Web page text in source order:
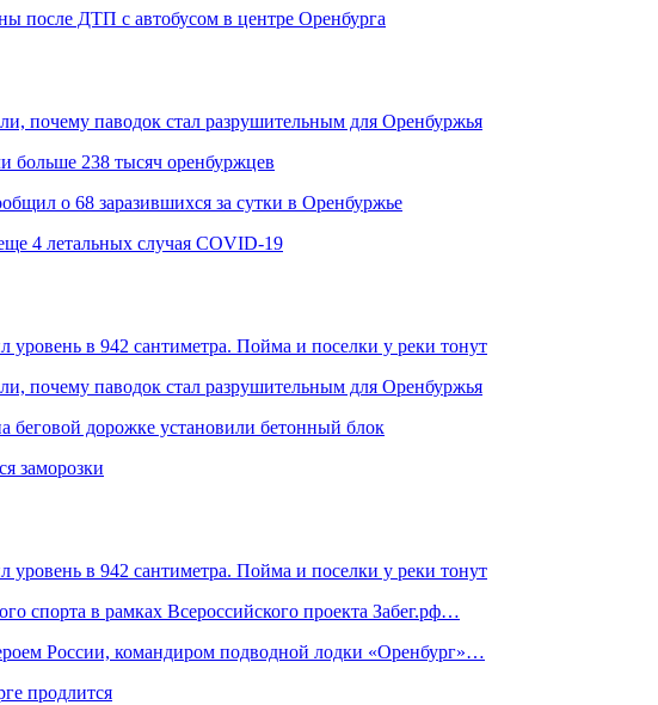
после ДТП с автобусом в центре Оренбурга
почему паводок стал разрушительным для Оренбуржья
больше 238 тысяч оренбуржцев
о 68 заразившихся за сутки в Оренбуржье
4 летальных случая COVID-19
уровень в 942 сантиметра. Пойма и поселки у реки тонут
почему паводок стал разрушительным для Оренбуржья
беговой дорожке установили бетонный блок
заморозки
уровень в 942 сантиметра. Пойма и поселки у реки тонут
спорта в рамках Всероссийского проекта Забег.рф…
России, командиром подводной лодки «Оренбург»…
продлится